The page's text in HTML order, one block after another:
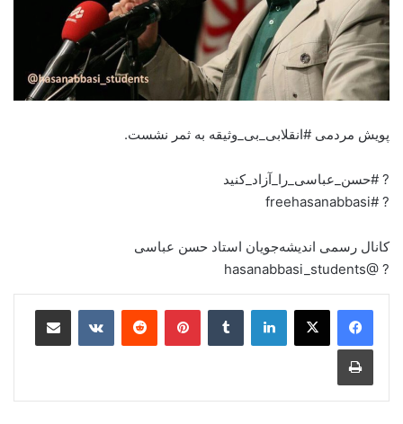
پویش مردمی #انقلابی_بی_وثیقه به ثمر نشست.
? #حسن_عباسی_را_آزاد_کنید
? #freehasanabbasi
کانال رسمی اندیشه‌جویان استاد حسن عباسی
? @hasanabbasi_students
لینکدین ‫تامبلر ‫پین‌ترست‫رددیت ‫VKontakteاشتراک گذاری از طریق ایمیل
چاپ